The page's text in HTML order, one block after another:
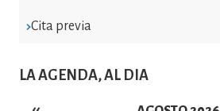
Cita previa
LA AGENDA, AL DIA